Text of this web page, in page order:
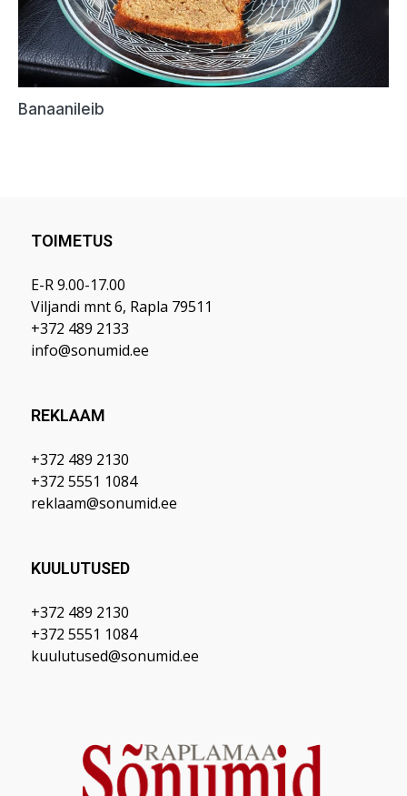
TOIMETUS
E-R 9.00-17.00
Viljandi mnt 6, Rapla 79511
+372 489 2133
info@sonumid.ee
REKLAAM
+372 489 2130
+372 5551 1084
reklaam@sonumid.ee
KUULUTUSED
+372 489 2130
+372 5551 1084
kuulutused@sonumid.ee